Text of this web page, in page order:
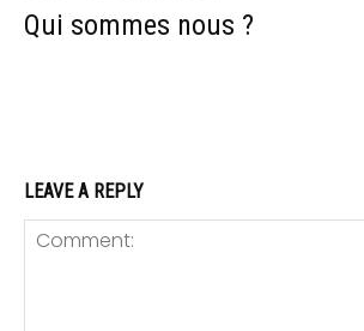
Qui sommes nous ?
LEAVE A REPLY